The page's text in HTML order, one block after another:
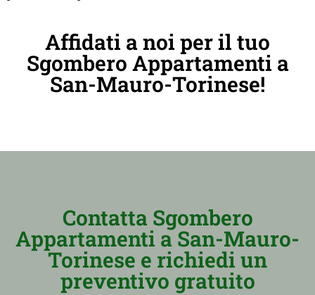
Affidati a noi per il tuo
Sgombero Appartamenti a
San-Mauro-Torinese!
Contatta Sgombero
Appartamenti a San-Mauro-
Torinese e richiedi un
preventivo gratuito